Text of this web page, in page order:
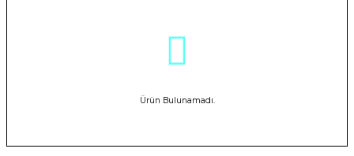
Ürün Bulunamadı.